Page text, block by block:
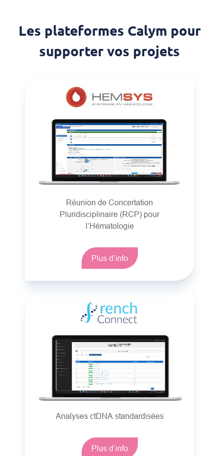
Les plateformes Calym pour
supporter vos projets
Réunion de Concertation
Pluridisciplinaire (RCP) pour
l’Hématologie
Plus d’info
Analyses ctDNA standardisées
Plus d’info